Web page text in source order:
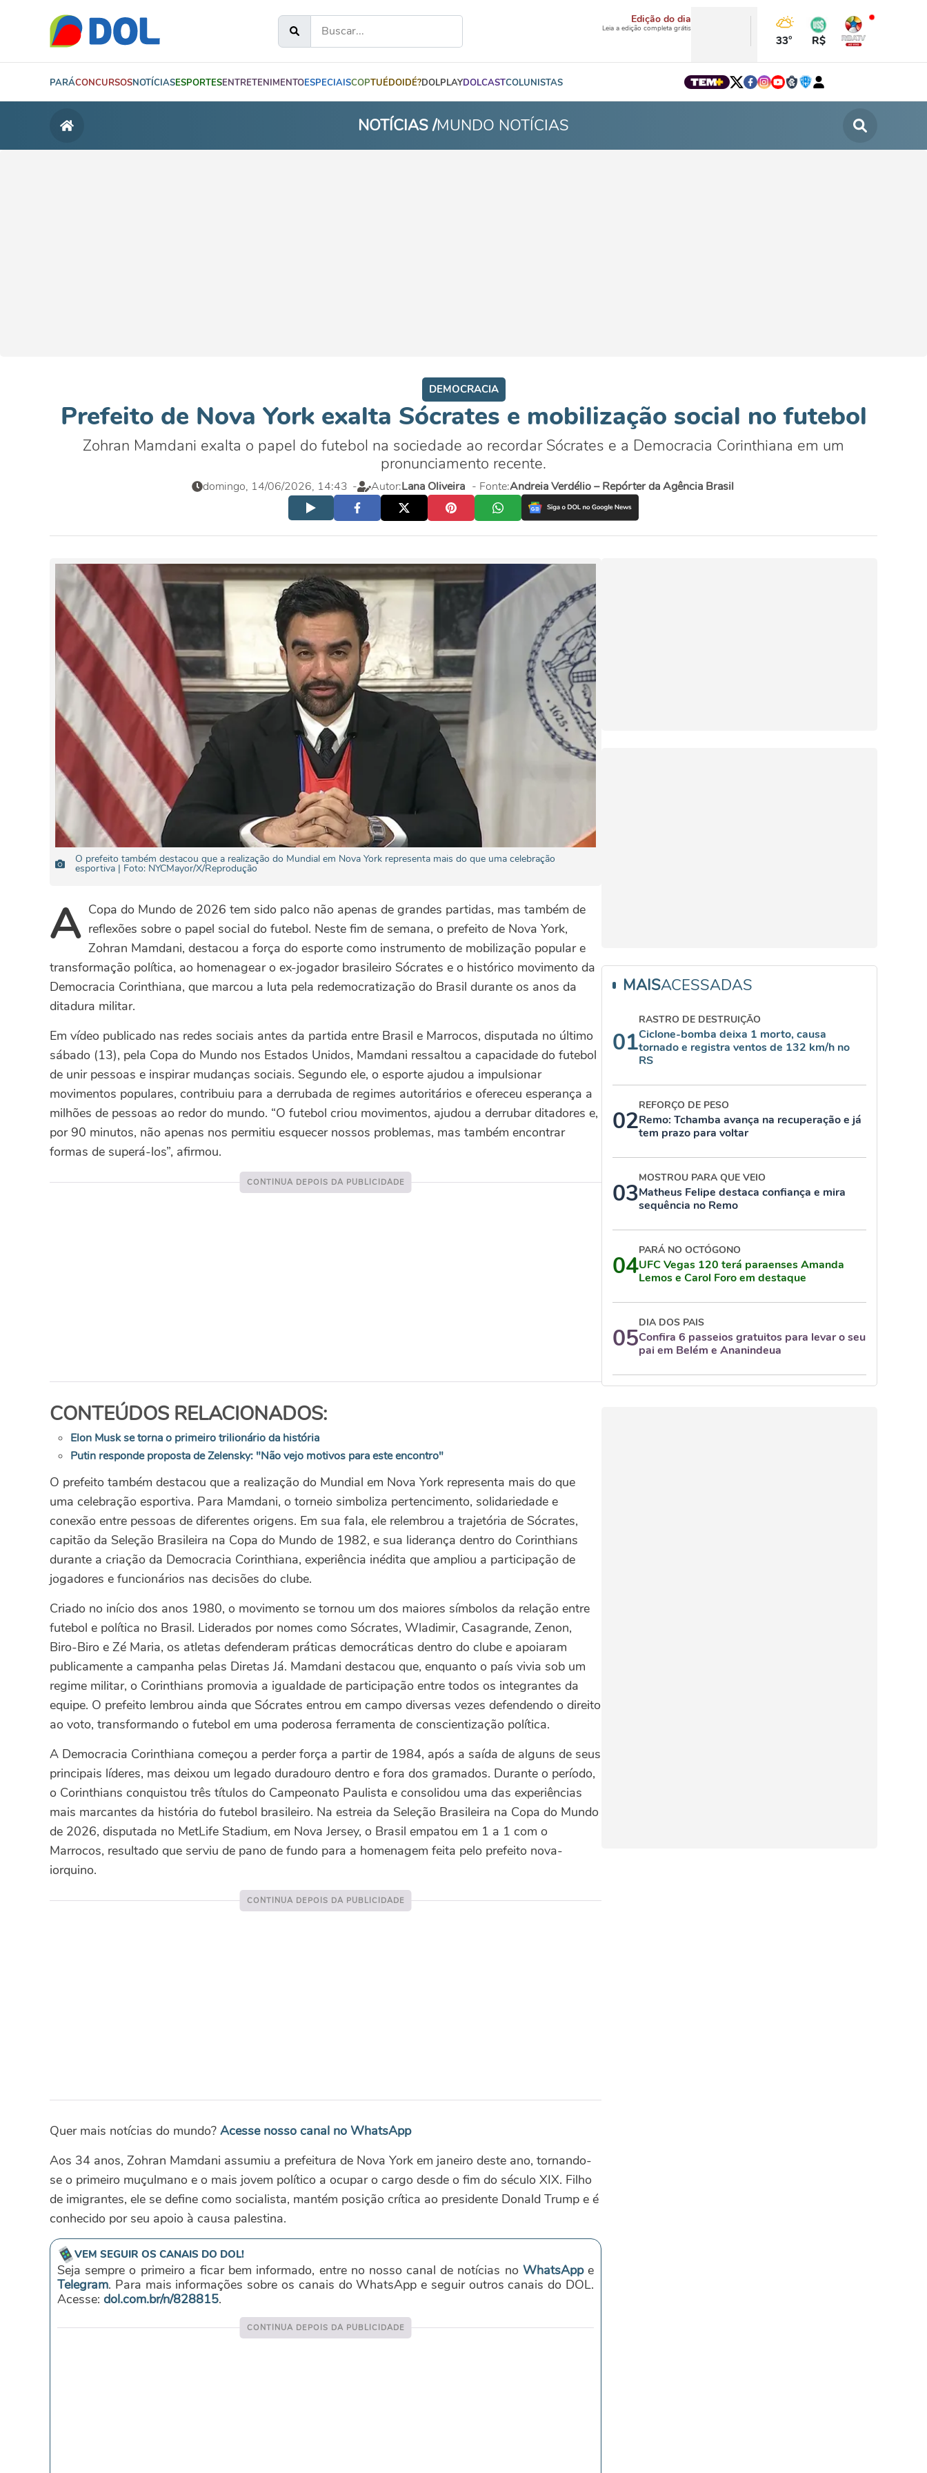
Edição do dia
Leia a edição completa grátis
33° R$
PARÁCONCURSOSNOTÍCIASESPORTESENTRETENIMENTOESPECIAISCOPTUÉDOIDÉ?DOLPLAYDOLCASTCOLUNISTAS
NOTÍCIAS /MUNDO NOTÍCIAS
DEMOCRACIA
Prefeito de Nova York exalta Sócrates e mobilização social no futebol
Zohran Mamdani exalta o papel do futebol na sociedade ao recordar Sócrates e a Democracia Corinthiana em um
pronunciamento recente.
domingo, 14/06/2026, 14:43 - Autor:Lana Oliveira - Fonte:Andreia Verdélio – Repórter da Agência Brasil
O prefeito também destacou que a realização do Mundial em Nova York representa mais do que uma celebração
esportiva | Foto: NYCMayor/X/Reprodução
A Copa do Mundo de 2026 tem sido palco não apenas de grandes partidas, mas também de
reflexões sobre o papel social do futebol. Neste fim de semana, o prefeito de Nova York,
Zohran Mamdani, destacou a força do esporte como instrumento de mobilização popular e
transformação política, ao homenagear o ex-jogador brasileiro Sócrates e o histórico movimento da
Democracia Corinthiana, que marcou a luta pela redemocratização do Brasil durante os anos da
ditadura militar.
Em vídeo publicado nas redes sociais antes da partida entre Brasil e Marrocos, disputada no último
sábado (13), pela Copa do Mundo nos Estados Unidos, Mamdani ressaltou a capacidade do futebol
de unir pessoas e inspirar mudanças sociais. Segundo ele, o esporte ajudou a impulsionar
movimentos populares, contribuiu para a derrubada de regimes autoritários e ofereceu esperança a
milhões de pessoas ao redor do mundo. “O futebol criou movimentos, ajudou a derrubar ditadores e,
por 90 minutos, não apenas nos permitiu esquecer nossos problemas, mas também encontrar
formas de superá-los”, afirmou.
CONTEÚDOS RELACIONADOS:
Elon Musk se torna o primeiro trilionário da história
Putin responde proposta de Zelensky: "Não vejo motivos para este encontro"
O prefeito também destacou que a realização do Mundial em Nova York representa mais do que
uma celebração esportiva. Para Mamdani, o torneio simboliza pertencimento, solidariedade e
conexão entre pessoas de diferentes origens. Em sua fala, ele relembrou a trajetória de Sócrates,
capitão da Seleção Brasileira na Copa do Mundo de 1982, e sua liderança dentro do Corinthians
durante a criação da Democracia Corinthiana, experiência inédita que ampliou a participação de
jogadores e funcionários nas decisões do clube.
Criado no início dos anos 1980, o movimento se tornou um dos maiores símbolos da relação entre
futebol e política no Brasil. Liderados por nomes como Sócrates, Wladimir, Casagrande, Zenon,
Biro-Biro e Zé Maria, os atletas defenderam práticas democráticas dentro do clube e apoiaram
publicamente a campanha pelas Diretas Já. Mamdani destacou que, enquanto o país vivia sob um
regime militar, o Corinthians promovia a igualdade de participação entre todos os integrantes da
equipe. O prefeito lembrou ainda que Sócrates entrou em campo diversas vezes defendendo o direito
ao voto, transformando o futebol em uma poderosa ferramenta de conscientização política.
A Democracia Corinthiana começou a perder força a partir de 1984, após a saída de alguns de seus
principais líderes, mas deixou um legado duradouro dentro e fora dos gramados. Durante o período,
o Corinthians conquistou três títulos do Campeonato Paulista e consolidou uma das experiências
mais marcantes da história do futebol brasileiro. Na estreia da Seleção Brasileira na Copa do Mundo
de 2026, disputada no MetLife Stadium, em Nova Jersey, o Brasil empatou em 1 a 1 com o
Marrocos, resultado que serviu de pano de fundo para a homenagem feita pelo prefeito nova-
iorquino.
Quer mais notícias do mundo? Acesse nosso canal no WhatsApp
Aos 34 anos, Zohran Mamdani assumiu a prefeitura de Nova York em janeiro deste ano, tornando-
se o primeiro muçulmano e o mais jovem político a ocupar o cargo desde o fim do século XIX. Filho
de imigrantes, ele se define como socialista, mantém posição crítica ao presidente Donald Trump e é
conhecido por seu apoio à causa palestina.
VEM SEGUIR OS CANAIS DO DOL!
Seja sempre o primeiro a ficar bem informado, entre no nosso canal de notícias no WhatsAppe
Telegram. Para mais informações sobre os canais do WhatsApp e seguir outros canais do DOL.
Acesse: dol.com.br/n/828815.
MAISACESSADAS
01
RASTRO DE DESTRUIÇÃO
Ciclone-bomba deixa 1 morto, causa
tornado e registra ventos de 132 km/h no
RS
02
REFORÇO DE PESO
Remo: Tchamba avança na recuperação e já
tem prazo para voltar
03
MOSTROU PARA QUE VEIO
Matheus Felipe destaca confiança e mira
sequência no Remo
04
PARÁ NO OCTÓGONO
UFC Vegas 120 terá paraenses Amanda
Lemos e Carol Foro em destaque
05
DIA DOS PAIS
Confira 6 passeios gratuitos para levar o seu
pai em Belém e Ananindeua